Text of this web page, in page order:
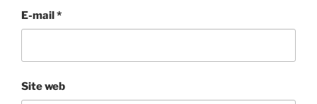
E-mail*
Site web